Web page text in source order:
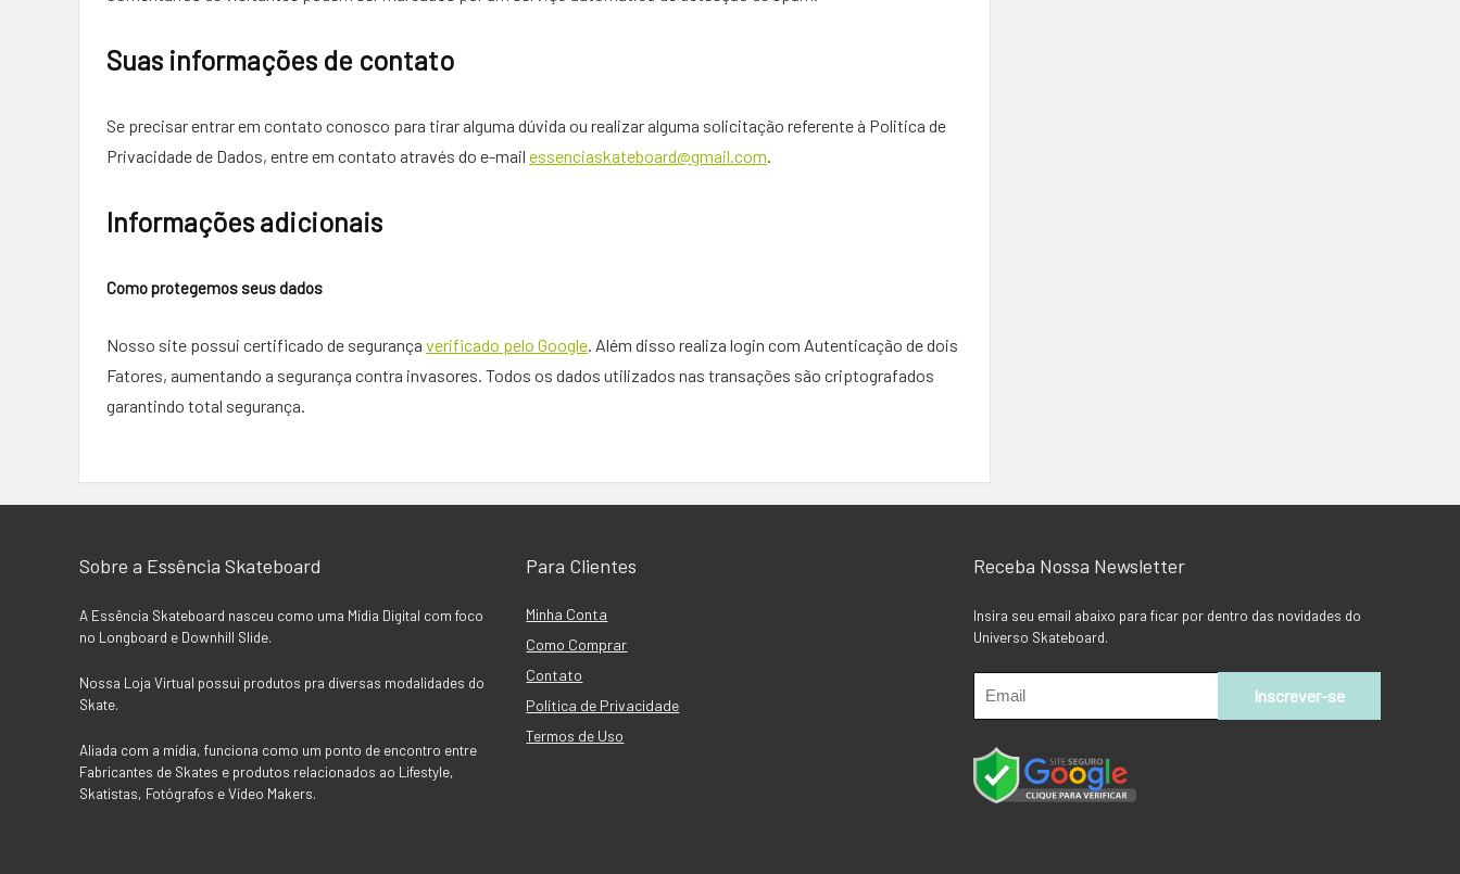
Suas informações de contato
Se precisar entrar em contato conosco para tirar alguma dúvida ou realizar alguma solicitação referente à Politica de
Privacidade de Dados, entre em contato através do e-mail essenciaskateboard@gmail.com.
Informações adicionais
Como protegemos seus dados
Nosso site possui certificado de segurança verificado pelo Google. Além disso realiza login com Autenticação de dois
Fatores, aumentando a segurança contra invasores. Todos os dados utilizados nas transações são criptografados
garantindo total segurança.
Sobre a Essência Skateboard
A Essência Skateboard nasceu como uma Mídia Digital com foco
no Longboard e Downhill Slide.
Nossa Loja Virtual possui produtos pra diversas modalidades do
Skate.
Aliada com a mídia, funciona como um ponto de encontro entre
Fabricantes de Skates e produtos relacionados ao Lifestyle,
Skatistas, Fotógrafos e Vídeo Makers.
Para Clientes
Minha Conta
Como Comprar
Contato
Política de Privacidade
Termos de Uso
Receba Nossa Newsletter
Insira seu email abaixo para ficar por dentro das novidades do
Universo Skateboard.